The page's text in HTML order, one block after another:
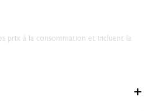
prix à la consommation et incluent la